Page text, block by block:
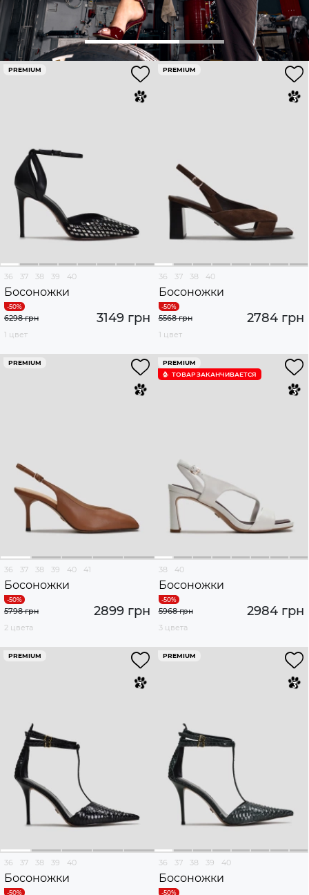
PREMIUM
36 37 38 39 40
Босоножки
3149 грн
6298 грн
1 цвет
PREMIUM
36 37 38 40
Босоножки
2784 грн
5568 грн
1 цвет
PREMIUM
36 37 38 39 40 41
Босоножки
2899 грн
5798 грн
2 цвета
PREMIUM
ТОВАР ЗАКАНЧИВАЕТСЯ
38 40
Босоножки
2984 грн
5968 грн
3 цвета
PREMIUM
36 37 38 39 40
Босоножки
PREMIUM
36 37 38 39 40
Босоножки